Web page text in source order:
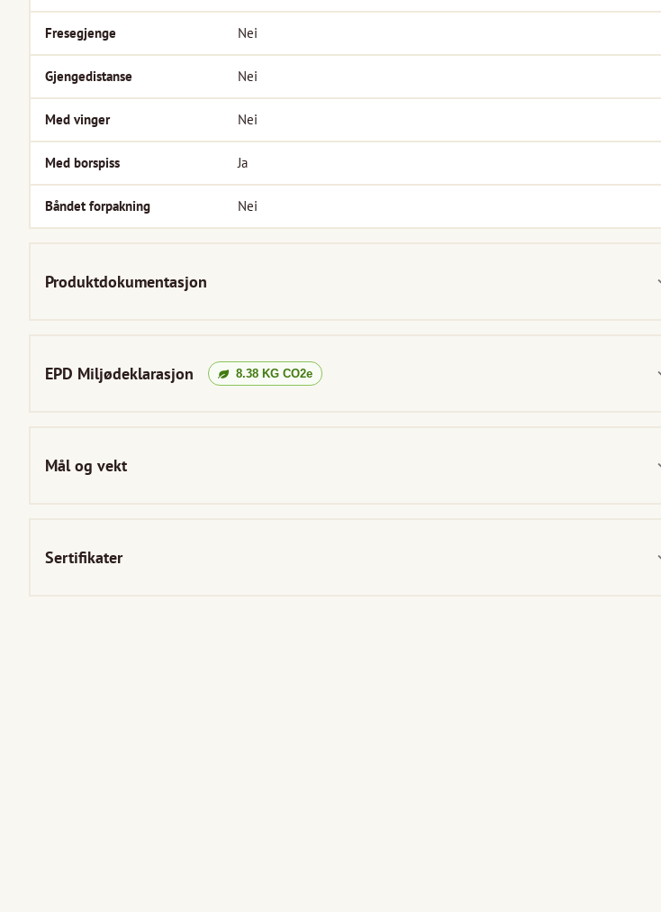
Fresegjenge Nei
Gjengedistanse Nei
Med vinger Nei
Med borspiss Ja
Båndet forpakning Nei
Produktdokumentasjon
EPD Miljødeklarasjon 8.38 KG CO2e
Mål og vekt
Sertifikater